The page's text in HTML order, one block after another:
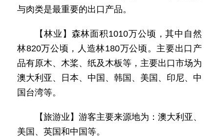
与肉类是最重要的出口产品。
【林业】森林面积1010万公顷，其中自然
林820万公顷，人造林180万公顷。主要出口产
品有原木、木桨、纸及木板等，主要出口市场为
澳大利亚、日本、中国、韩国、美国、印尼、中
国台湾等。
【旅游业】游客主要来源地为：澳大利亚、
美国、英国和中国等。